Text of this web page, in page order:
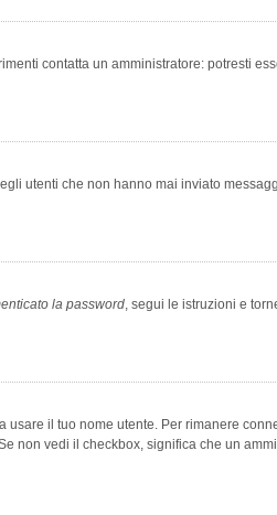
contatta un amministratore: potresti
utenti che non hanno mai inviato
la password, segui le istruzioni e
il tuo nome utente. Per rimanere
non vedi il checkbox, significa che un